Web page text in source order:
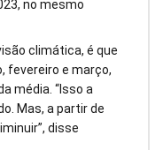
no mesmo
climática, é que
fevereiro e março,
média. “Isso a
Mas, a partir de
disse